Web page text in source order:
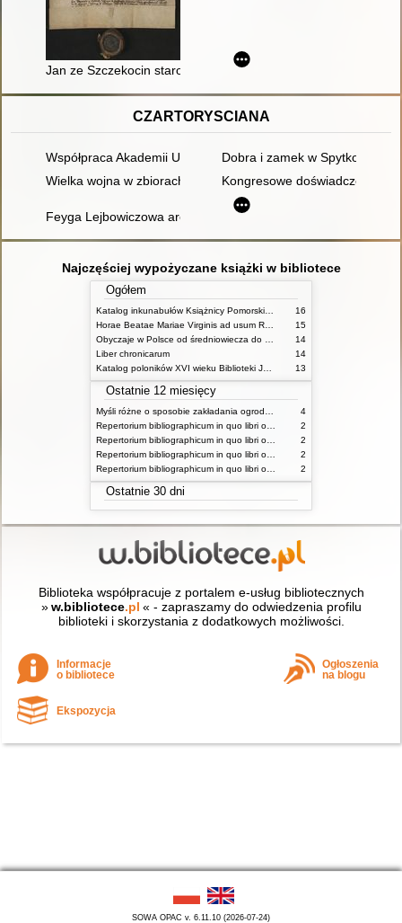
Jan ze Szczekocin starosta ziemi lubelskiej i stolnik
CZARTORYSCIANA
Współpraca Akademii Umiejętności z Zarządem Zbiorów
Dobra i zamek w
Wielka wojna w zbiorach rękopisów Biblioteki XX
Kongresowe doświadczenia
Feyga Lejbowiczowa arendarka w Końskowoli Sieniawskich
Najczęściej wypożyczane książki w bibliotece
Ogółem
Katalog inkunabułów Książnicy Pomorskiej w Szczecinie
16
Horae Beatae Mariae Virginis ad usum Romanum
15
Obyczaje w Polsce od średniowiecza do czasów współczesnych praca zbiorowa
14
Liber chronicarum
14
Katalog poloników XVI wieku Biblioteki Jagiellońskiej T 1
13
Ostatnie 12 miesięcy
Myśli różne o sposobie zakładania ogrodów
4
Repertorium bibliographicum in quo libri omnes ab arte typographica inventa usque ad annum MD typis expressi ordine alphabetico vel simpliciter enumerantur vel adcuratius recensentur Vol 1 ps 1
2
Repertorium bibliographicum in quo libri omnes ab arte typographica inventa usque ad annum MD typis expressi ordine alphabetico vel simpliciter enumerantur vel adcuratius recensentur Vol 1 ps 2
2
Repertorium bibliographicum in quo libri omnes ab arte typographica inventa usque ad annum MD typis expressi ordine alphabetico vel simpliciter enumerantur vel adcuratius recensentur Vol 2 ps 1
2
Repertorium bibliographicum in quo libri omnes ab arte typographica inventa usque ad annum MD typis expressi ordine alphabetico vel simpliciter enumerantur vel adcuratius recensentur Vol 2 ps 1
2
Ostatnie 30 dni
Biblioteka współpracuje z portalem e-usług bibliotecznych
» w.bibliotece.pl « - zapraszamy do odwiedzenia profilu
biblioteki i skorzystania z dodatkowych możliwości.
Informacje
o bibliotece
Ogłoszenia
na blogu
Ekspozycja
SOWA OPAC v. 6.11.10 (2026-07-24)